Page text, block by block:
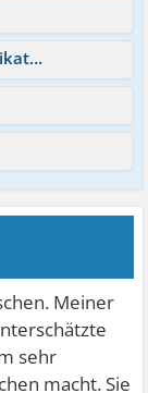
Selbstmordgedanken wegen Kommunikationsproblemen
Meiner
sehr
macht. Sie